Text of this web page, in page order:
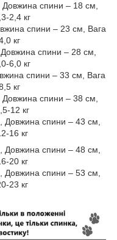
Довжина спини – 18 см,
2,4 кг
спини – 23 см, Вага
кг
спини – 28 см,
6,0 кг
спини – 33 см, Вага
кг
спини – 38 см,
12 кг
Довжина спини – 43 см,
16 кг
Довжина спини – 48 см,
20 кг
Довжина спини – 53 см,
23 кг